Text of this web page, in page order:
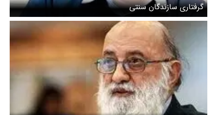
گرفتاری سازندگان سنتی